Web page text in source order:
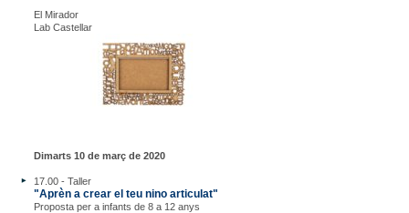
El Mirador
Lab Castellar
Dimarts 10 de març de 2020
17.00 - Taller
"Aprèn a crear el teu nino articulat"
Proposta per a infants de 8 a 12 anys